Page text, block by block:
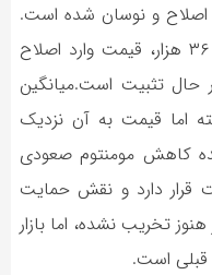
اصلاح و نوسان شده است.
پس از یک رشد پرقدرت تا محدوده ۳۶ هزار، قیمت وارد اصلاح
حال تثبیت است.میانگین
اما قیمت به آن نزدیک
کاهش مومنتوم صعودی
قرار دارد و نقش حمایت
هنوز تخریب نشده، اما بازار
است.